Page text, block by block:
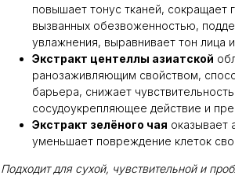
повышает тонус тканей, сокращает
вызванных обезвоженностью,
увлажнения, выравнивает тон лица
Экстракт центеллы азиатской
ранозаживляющим свойством,
барьера, снижает
сосудоукрепляющее действие и
Экстракт зелёного чая оказывает
уменьшает повреждение клеток
Подходит для сухой, чувствительной и